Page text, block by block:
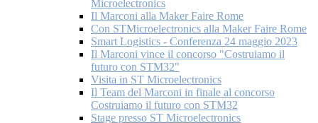
Microelectronics
Il Marconi alla Maker Faire Rome
Con STMicroelectronics alla Maker Faire Rome
Smart Logistics - Conferenza 24 maggio 2023
Il Marconi vince il concorso "Costruiamo il
futuro con STM32"
Visita in ST Microelectronics
Il Team del Marconi in finale al concorso
Costruiamo il futuro con STM32
Stage presso ST Microelectronics